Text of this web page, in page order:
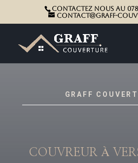
Contactez nous au 078
contact@graff-
GRAFF
COUVREUR À